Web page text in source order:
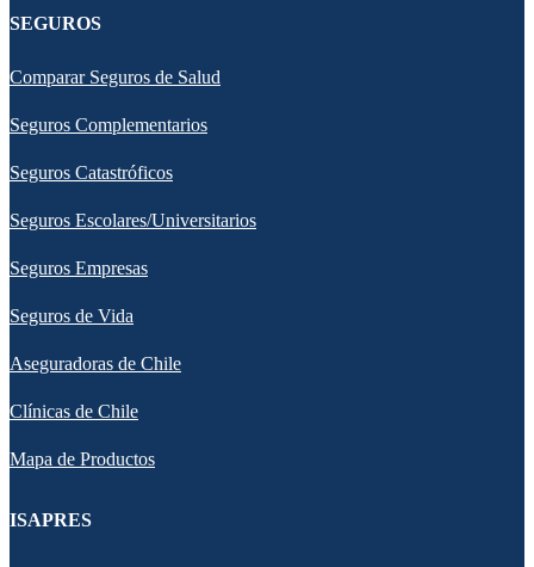
SEGUROS
Comparar Seguros de Salud
Seguros Complementarios
Seguros Catastróficos
Seguros Escolares/Universitarios
Seguros Empresas
Seguros de Vida
Aseguradoras de Chile
Clínicas de Chile
Mapa de Productos
ISAPRES